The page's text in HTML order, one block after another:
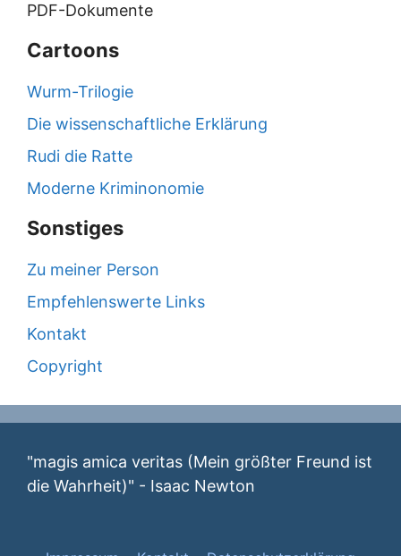
PDF-Dokumente
Cartoons
Wurm-Trilogie
Die wissenschaftliche Erklärung
Rudi die Ratte
Moderne Kriminonomie
Sonstiges
Zu meiner Person
Empfehlenswerte Links
Kontakt
Copyright
"magis amica veritas (Mein größter Freund ist
die Wahrheit)" - Isaac Newton